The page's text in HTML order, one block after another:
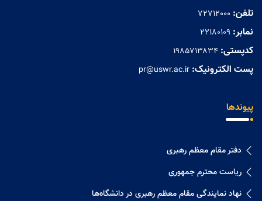
تلفن: 72712000
نمابر: ۲۲۱۸۰۱۰۹
کدپستی: ۱۹۸۵۷۱۳۸۳۴
پست الکترونیک: pr@uswr.ac.ir
پیوندها
دفتر مقام معظم رهبری
ریاست محترم جمهوری
نهاد نمايندگی مقام معظم رهبری در دانشگاه‌ها